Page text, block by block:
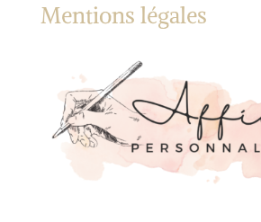
Mentions légales